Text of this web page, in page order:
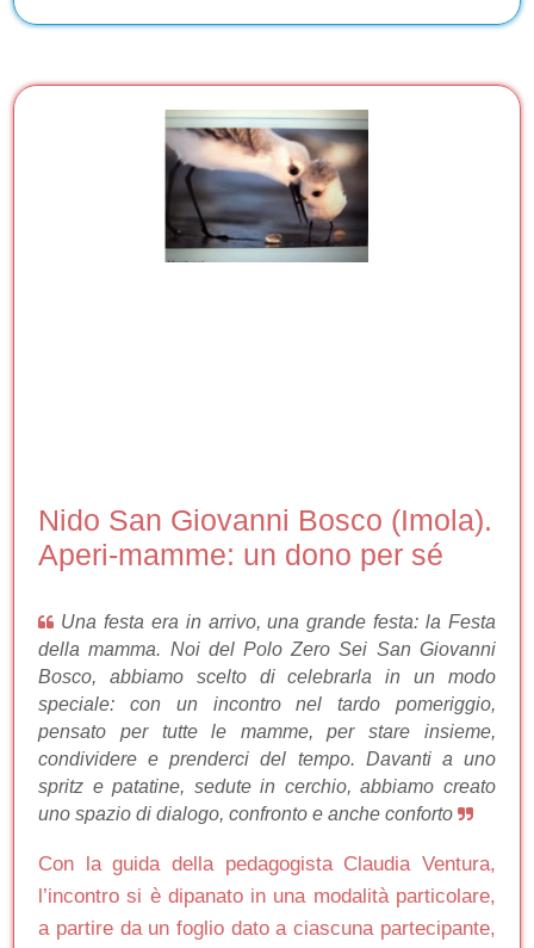
Nido San Giovanni Bosco (Imola).
Aperi-mamme: un dono per sé
Una festa era in arrivo, una grande festa: la Festa
della mamma. Noi del Polo Zero Sei San Giovanni
Bosco, abbiamo scelto di celebrarla in un modo
speciale: con un incontro nel tardo pomeriggio,
pensato per tutte le mamme, per stare insieme,
condividere e prenderci del tempo. Davanti a uno
spritz e patatine, sedute in cerchio, abbiamo creato
uno spazio di dialogo, confronto e anche conforto
Con la guida della pedagogista Claudia Ventura,
l’incontro si è dipanato in una modalità particolare,
a partire da un foglio dato a ciascuna partecipante,